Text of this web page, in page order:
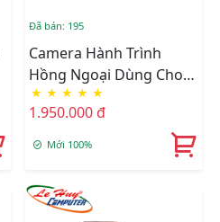
Đã bán: 195
Camera Hành Trình
Hồng Ngoại Dùng Cho
Ôtô KBVISION KX-
FM2014S-A
★ ★ ★ ★ ★
1.950.000 đ
Mới 100%